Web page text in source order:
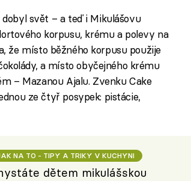
svět – a teď i Mikulášovu
korpusu, krému a polevy na
že místo běžného korpusu použije
a místo obyčejného krému
– Mazanou Ajalu. Zvenku Cake
ze čtyř posypek: pistácie,
NA TO - TIPY A TRIKY V KUCHYNI
dětem mikulášskou